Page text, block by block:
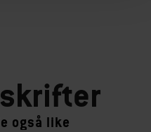
også like